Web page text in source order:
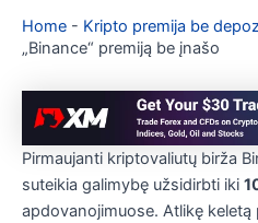
Home - Kripto premija be
„Binance“ premiją be įnašo
Pirmaujanti kriptovaliutų birža
suteikia galimybę užsidirbti iki
apdovanojimuose. Atlikę